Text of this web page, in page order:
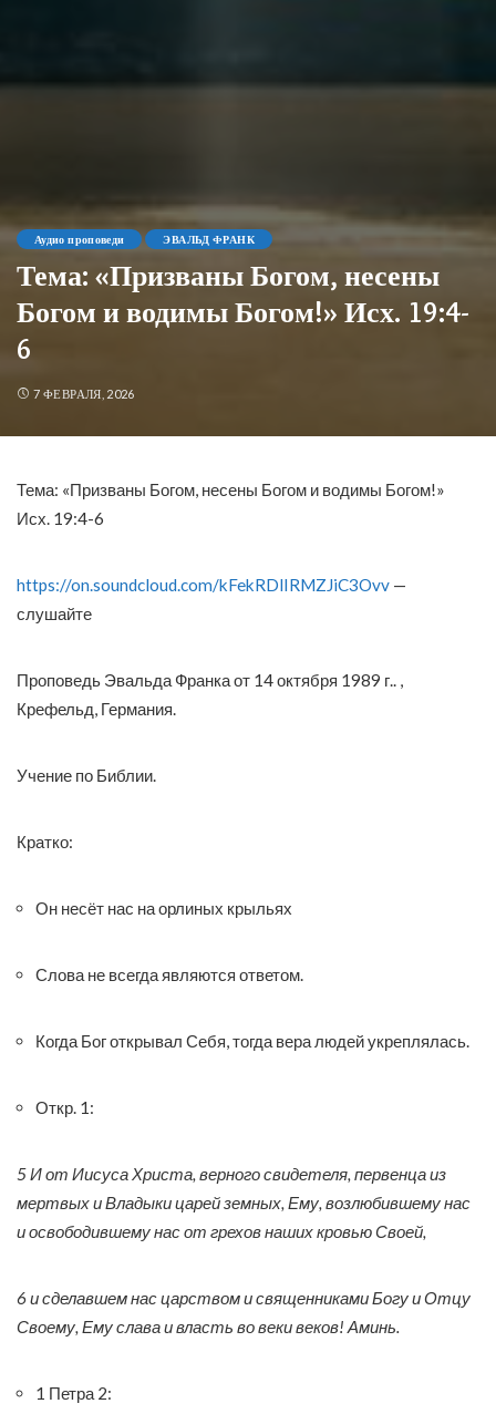
Аудио проповеди ЭВАЛЬД ФРАНК
Тема: «Призваны Богом, несены
Богом и водимы Богом!» Исх. 19:4-
6
7 ФЕВРАЛЯ, 2026
Тема: «Призваны Богом, несены Богом и водимы Богом!»
Исх. 19:4-6
https://on.soundcloud.com/kFekRDlIRMZJiC3Ovv —
слушайте
Проповедь Эвальда Франка от 14 октября 1989 г.. ,
Крефельд, Германия.
Учение по Библии.
Кратко:
Он несёт нас на орлиных крыльях
Слова не всегда являются ответом.
Когда Бог открывал Себя, тогда вера людей укреплялась.
Откр. 1:
5 И от Иисуса Христа, верного свидетеля, первенца из
мертвых и Владыки царей земных, Ему, возлюбившему нас
и освободившему нас от грехов наших кровью Своей,
6 и сделавшем нас царством и священниками Богу и Отцу
Своему, Ему слава и власть во веки веков! Аминь.
1 Петра 2: